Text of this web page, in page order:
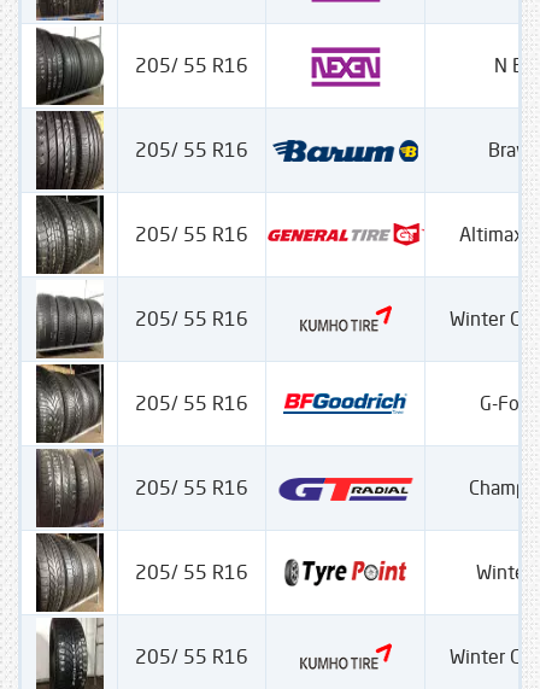
205/ 55 R16 N
205/ 55 R16
205/ 55 R16 Altimax
205/ 55 R16 Winter
205/ 55 R16 G-
205/ 55 R16
205/ 55 R16 Winter
205/ 55 R16 Winter